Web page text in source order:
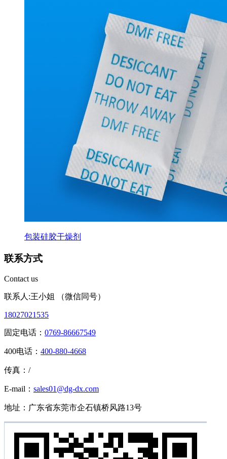
包装硅胶干燥剂
联系方式
Contact us
联系人:王小姐 （微信同号）
18027021535
固定电话： 0769-86667549
400电话： 400-880-4668
传真：/
E-mail： sales01@dg-dx.com
地址：广东省东莞市企石镇桥风路13号